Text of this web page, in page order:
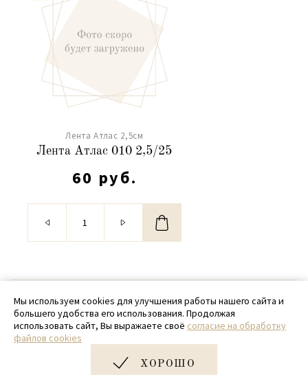
Лента Атлас 2,5см
Лента Атлас 010 2,5/25
60 руб.
© 2020 - 2026 SamPack
+ 7 (918) 699-97-87
zakaz@sampack.store
Дизайн и разработка сайта
Мы используем cookies для улучшения работы нашего сайта и
большего удобства его использования. Продолжая
использовать сайт, Вы выражаете своё согласие на обработку
файлов cookies
ХОРОШО